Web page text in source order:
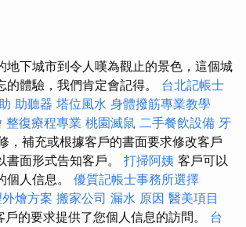
地下城市到令人嘆為觀止的景色，這個城
的體驗，我們肯定會記得。 台北記帳士
助聽器 塔位風水 身體撥筋專業教學
整復療程專業 桃園滅鼠 二手餐飲設備 牙
，補充或根據客戶的書面要求修改客戶
書面形式告知客戶。 打掃阿姨 客戶可以
個人信息。 優質記帳士事務所選擇
燴方案 搬家公司 漏水 原因 醫美項目
的要求提供了您個人信息的訪問。 台